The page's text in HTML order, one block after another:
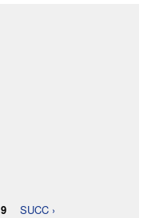
SUCC ›